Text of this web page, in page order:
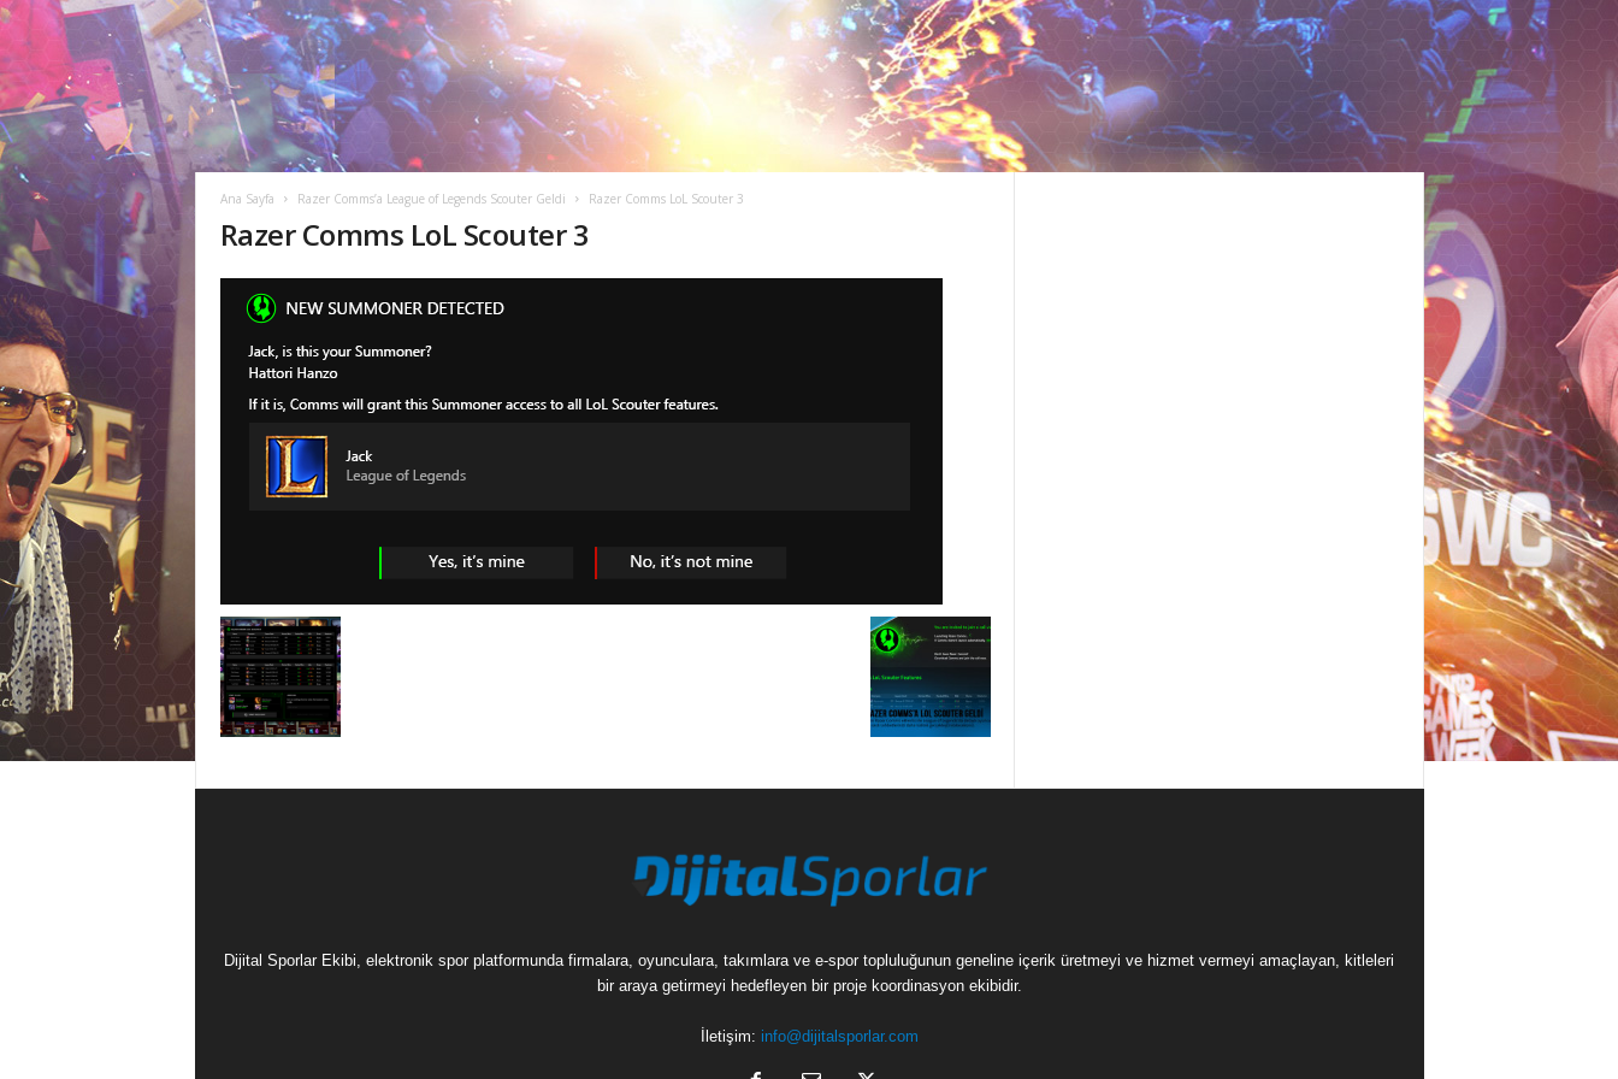
r
a
r
Ana Sayfa Razer Comms’a League of Legends Scouter Geldi Razer Comms LoL Scouter 3
Razer Comms LoL Scouter 3
Dijital Sporlar Ekibi, elektronik spor platformunda firmalara, oyunculara, takımlara ve e-spor topluluğunun geneline içerik üretmeyi ve hizmet vermeyi amaçlayan, kitleleri
bir araya getirmeyi hedefleyen bir proje koordinasyon ekibidir.
İletişim: info@dijitalsporlar.com